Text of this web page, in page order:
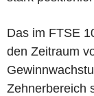
Das im FTSE
den Zeitraum
Zehnerbereich